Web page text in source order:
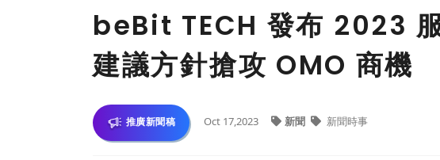
beBit TECH 發布 2023
建議方針搶攻 OMO 商機
推廣新聞稿 Oct 17,2023 新聞 新聞時事